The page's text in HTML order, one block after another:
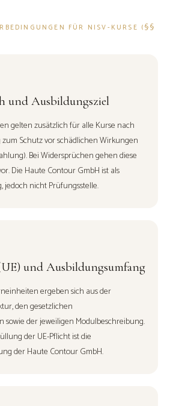
FÜR NISV-KURSE (§§
und Ausbildungsziel
gelten zusätzlich für alle Kurse nach
Schutz vor schädlichen Wirkungen
Bei Widersprüchen gehen diese
Die Haute Contour GmbH ist als
jedoch nicht Prüfungsstelle.
und Ausbildungsumfang
ergeben sich aus der
den gesetzlichen
sowie der jeweiligen Modulbeschreibung.
der UE-Pflicht ist die
der Haute Contour GmbH.